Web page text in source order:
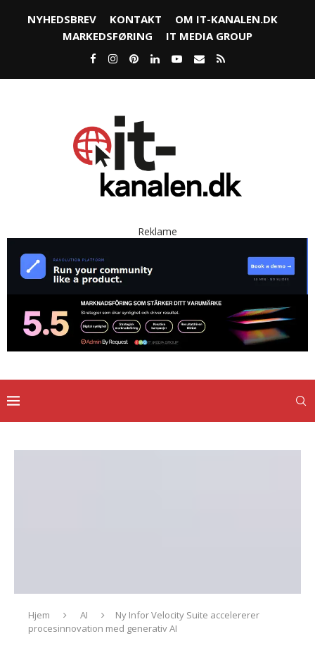
NYHEDSBREV KONTAKT
OM IT-KANALEN.DK
MARKEDSFØRING
IT MEDIA GROUP
Reklame
Hjem AI
Ny Infor Velocity Suite accelererer
procesinnovation med generativ AI